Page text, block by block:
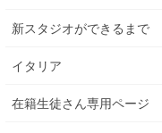
新スタジオができるまで
イタリア
在籍生徒さん専用ページ